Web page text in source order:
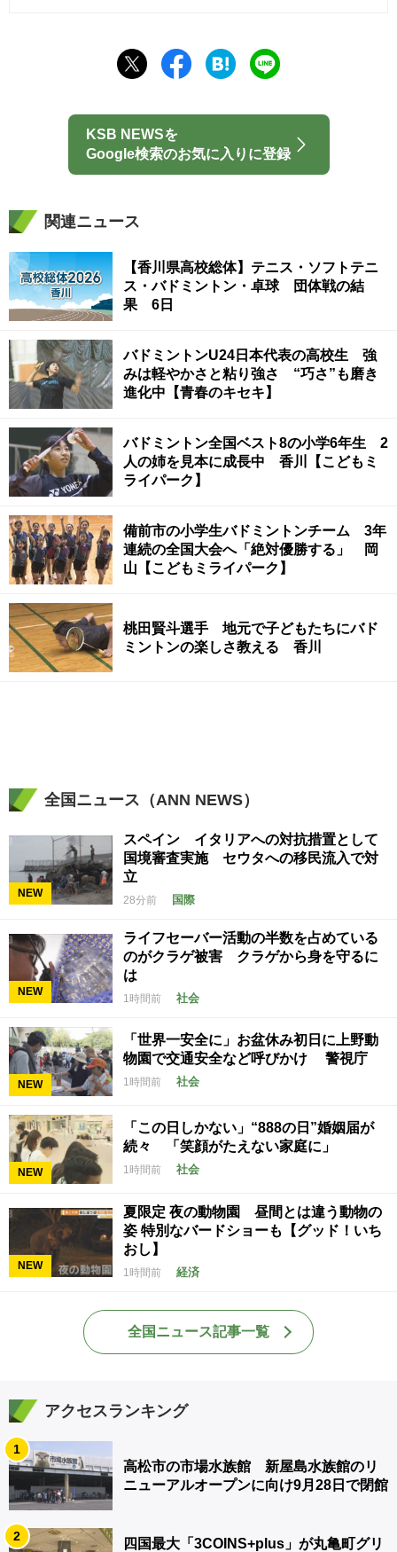
KSB NEWSを
Google検索のお気に入りに登録
関連ニュース
【香川県高校総体】テニス・ソフトテニ
ス・バドミントン・卓球 団体戦の結
果 6日
バドミントンU24日本代表の高校生 強
みは軽やかさと粘り強さ “巧さ”も磨き
進化中【青春のキセキ】
バドミントン全国ベスト8の小学6年生 2
人の姉を見本に成長中 香川【こどもミ
ライパーク】
備前市の小学生バドミントンチーム 3年
連続の全国大会へ「絶対優勝する」 岡
山【こどもミライパーク】
桃田賢斗選手 地元で子どもたちにバド
ミントンの楽しさ教える 香川
全国ニュース（ANN NEWS）
NEW
スペイン イタリアへの対抗措置として
国境審査実施 セウタへの移民流入で対
立
28分前 国際
NEW
ライフセーバー活動の半数を占めている
のがクラゲ被害 クラゲから身を守るに
は
1時間前 社会
NEW
「世界一安全に」お盆休み初日に上野動
物園で交通安全など呼びかけ 警視庁
1時間前 社会
NEW
「この日しかない」“888の日”婚姻届が
続々 「笑顔がたえない家庭に」
1時間前 社会
NEW
夏限定 夜の動物園 昼間とは違う動物の
姿 特別なバードショーも【グッド！いち
おし】
1時間前 経済
全国ニュース記事一覧
アクセスランキング
1
高松市の市場水族館 新屋島水族館のリ
ニューアルオープンに向け9月28日で閉館
2
四国最大「3COINS+plus」が丸亀町グリ